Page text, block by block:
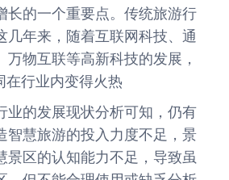
长的一个重要点。传统旅游行
几年来，随着互联网科技、通
万物互联等高新科技的发展，
在行业内变得火热
的发展现状分析可知，仍有
智慧旅游的投入力度不足，景
景区的认知能力不足，导致虽